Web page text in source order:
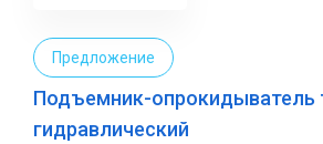
Предложение
Подъемник-опрокидыватель
гидравлический